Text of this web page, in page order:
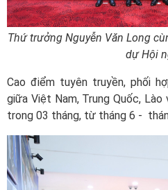
Thứ trưởng Nguyễn Văn Long
dự Hội
Cao điểm tuyên truyền, phối
giữa Việt Nam, Trung Quốc,
trong 03 tháng, từ tháng 6 -